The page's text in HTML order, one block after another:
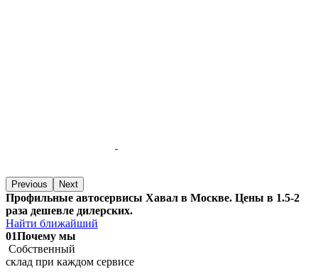
Previous Next
Профильные автосервисы Хавал в Москве. Цены в 1.5-2
раза дешевле дилерских.
Найти ближайший
01Почему мы
Собственный
склад при каждом сервисе